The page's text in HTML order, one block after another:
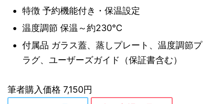
特徴 予約機能付き・保温設定
温度調節 保温～約230℃
付属品 ガラス蓋、蒸しプレート、温度調節プ
ラグ、ユーザーズガイド（保証書含む）
筆者購入価格 7,150円